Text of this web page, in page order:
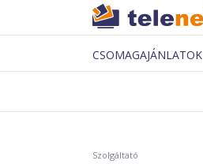
CSOMAGAJÁNLATOK
Szolgáltató